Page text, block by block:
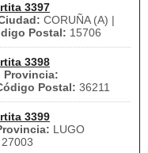
3397
CORUÑA (A) |
Postal: 15706
3398
Provincia:
Postal: 36211
3399
LUGO
27003